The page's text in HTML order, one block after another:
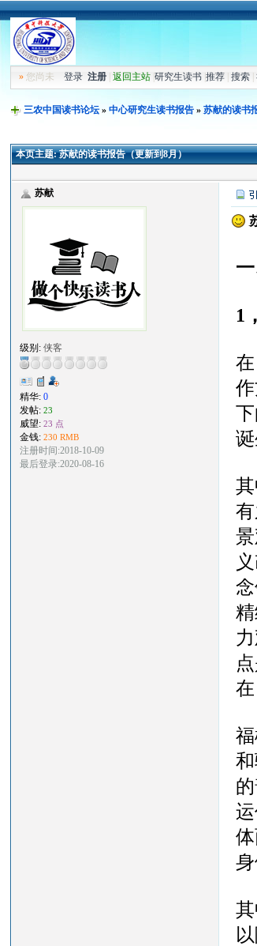
» 您尚未登录 注册 |返回主站 |研究生读书 |推荐 |搜索 |
三农中国读书论坛»中心研究生读书报告 »苏献的读书
本页主题:苏献的读书报告（更新到8月）
苏献
级别:侠客
精华:0
发帖:23
威望:23 点
金钱:230 RMB
注册时间:2018-10-09
最后登录:2020-08-16
1
诞